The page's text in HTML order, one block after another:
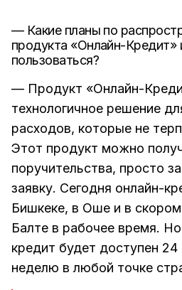
— Какие планы по
продукта «Онлайн-
пользоваться?
— Продукт «Онлайн-
технологичное решение
расходов, которые не
Этот продукт можно
поручительства, просто
заявку. Сегодня онлайн-
Бишкеке, в Оше и в
Балте в рабочее время.
кредит будет доступен 24
неделю в любой точке